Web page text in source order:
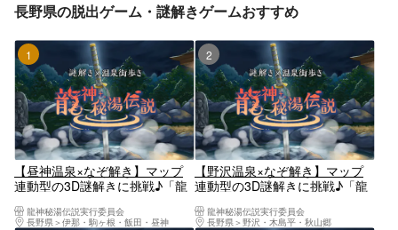
長野県の脱出ゲーム・謎解きゲームおすすめ
【昼神温泉×なぞ解き】マップ
連動型の3D謎解きに挑戦♪「龍
龍神秘湯伝説実行委員会
長野県
伊那・駒ヶ根・飯田・昼神
【野沢温泉×なぞ解き】マップ
連動型の3D謎解きに挑戦♪「龍
龍神秘湯伝説実行委員会
長野県
野沢・木島平・秋山郷